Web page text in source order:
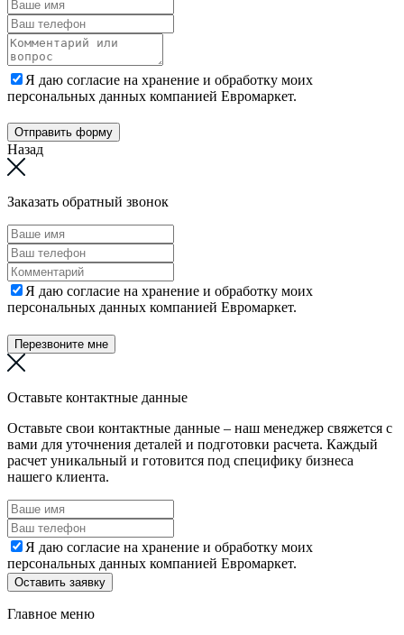
Я даю согласие на хранение и обработку моих
персональных данных компанией Евромаркет.
Отправить форму
Назад
Заказать обратный звонок
Я даю согласие на хранение и обработку моих
персональных данных компанией Евромаркет.
Перезвоните мне
Оставьте контактные данные
Оставьте свои контактные данные – наш менеджер свяжется с
вами для уточнения деталей и подготовки расчета. Каждый
расчет уникальный и готовится под специфику бизнеса
нашего клиента.
Я даю согласие на хранение и обработку моих
персональных данных компанией Евромаркет.
Оставить заявку
Главное меню